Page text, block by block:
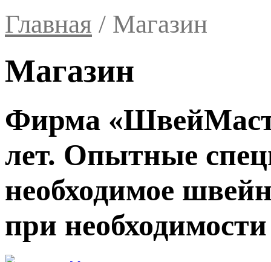
Главная / Магазин
Магазин
Фирма
лет. Опытные
необходимое
при